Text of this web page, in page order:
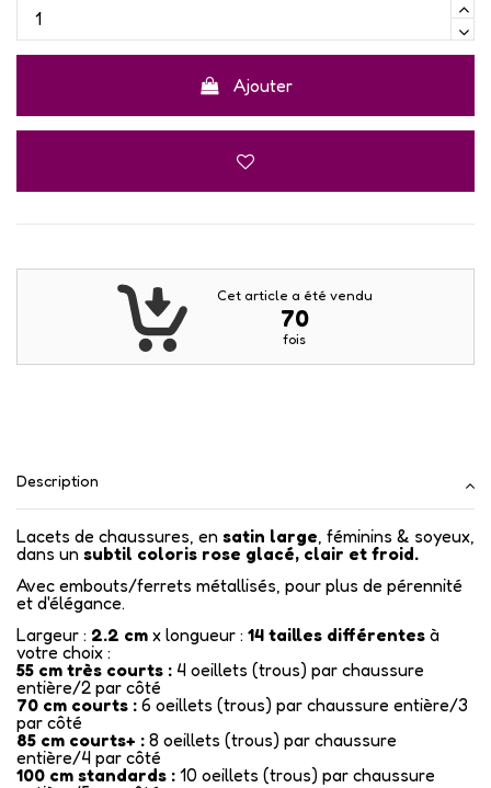
Ajouter
Cet article a été vendu
70
fois
Description
Lacets de chaussures, en satin large, féminins & soyeux,
dans un subtil coloris rose glacé, clair et froid.
Avec embouts/ferrets métallisés, pour plus de pérennité
et d'élégance.
Largeur : 2.2 cm x longueur : 14 tailles différentes à
votre choix :
55 cm très courts : 4 oeillets (trous) par chaussure
entière/2 par côté
70 cm courts : 6 oeillets (trous) par chaussure entière/3
par côté
85 cm courts+ : 8 oeillets (trous) par chaussure
entière/4 par côté
100 cm standards : 10 oeillets (trous) par chaussure